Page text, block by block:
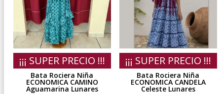
¡¡¡ SUPER PRECIO !!!
Bata Rociera Niña
ECONOMICA CAMINO
Aguamarina Lunares
¡¡¡ SUPER PRECIO !!!
Bata Rociera Niña
ECONOMICA CANDELA
Celeste Lunares